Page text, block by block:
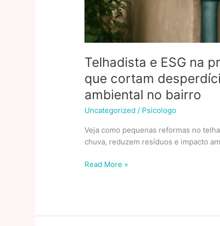
Telhadista e ESG na
que cortam
ambiental no bairro
Uncategorized / Psicologo
Veja como pequenas reformas no
chuva, reduzem resíduos e impacto
Telhadista
Read More »